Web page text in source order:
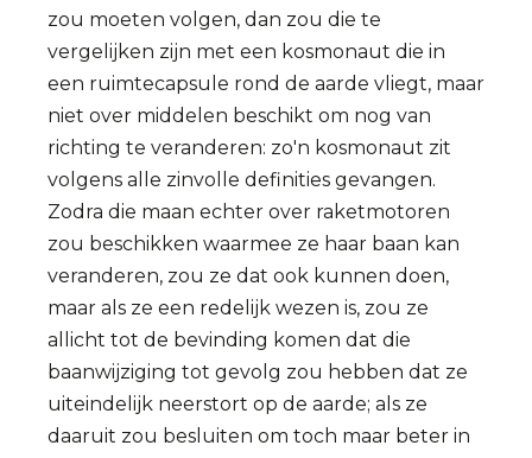
zou moeten volgen, dan zou die te
vergelijken zijn met een kosmonaut die in
een ruimtecapsule rond de aarde vliegt, maar
niet over middelen beschikt om nog van
richting te veranderen: zo'n kosmonaut zit
volgens alle zinvolle definities gevangen.
Zodra die maan echter over raketmotoren
zou beschikken waarmee ze haar baan kan
veranderen, zou ze dat ook kunnen doen,
maar als ze een redelijk wezen is, zou ze
allicht tot de bevinding komen dat die
baanwijziging tot gevolg zou hebben dat ze
uiteindelijk neerstort op de aarde; als ze
daaruit zou besluiten om toch maar beter in